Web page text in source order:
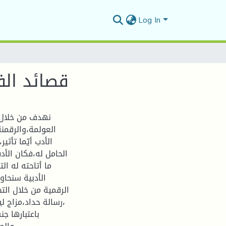
Log In
قصائد
نهدف من
الأدب أيّما
الحامل له،فكان
ما أتاحته له
الأدبية
الرقمية من خلال
،رسالة
باعتبارها